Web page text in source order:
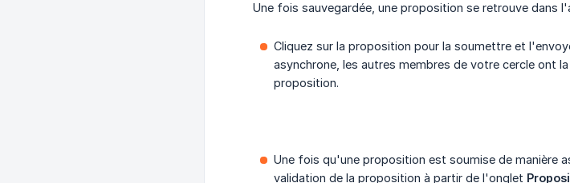
Une fois sauvegardée, une proposition se retrouve dans
Cliquez sur la proposition pour la soumettre et
asynchrone, les autres membres de votre cercle ont
proposition.
Une fois qu'une proposition est soumise de manière
validation de la proposition à partir de l'onglet